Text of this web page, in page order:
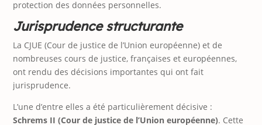
protection des données personnelles.
Jurisprudence structurante
La CJUE (Cour de justice de l’Union européenne) et de
nombreuses cours de justice, françaises et européennes,
ont rendu des décisions importantes qui ont fait
jurisprudence.
L’une d’entre elles a été particulièrement décisive :
Schrems II (Cour de justice de l’Union européenne). Cette